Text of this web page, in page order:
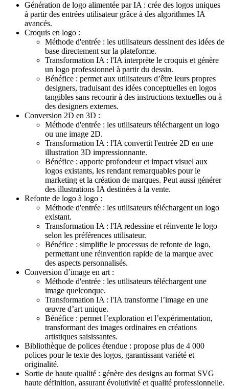
Génération de logo alimentée par IA : crée des logos uniques
à partir des entrées utilisateur grâce à des algorithmes IA
avancés.
Croquis en logo :
Méthode d'entrée : les utilisateurs dessinent des idées de
base directement sur la plateforme.
Transformation IA : l'IA interprète le croquis et génère
un logo professionnel à partir du dessin.
Bénéfice : permet aux utilisateurs d’être leurs propres
designers, traduisant des idées conceptuelles en logos
tangibles sans recourir à des instructions textuelles ou à
des designers externes.
Conversion 2D en 3D :
Méthode d'entrée : les utilisateurs téléchargent un logo
ou une image 2D.
Transformation IA : l'IA convertit l'entrée 2D en une
illustration 3D impressionnante.
Bénéfice : apporte profondeur et impact visuel aux
logos existants, les rendant remarquables pour le
marketing et la création de marques. Peut aussi générer
des illustrations IA destinées à la vente.
Refonte de logo à logo :
Méthode d'entrée : les utilisateurs téléchargent un logo
existant.
Transformation IA : l'IA redessine et réinvente le logo
selon les préférences utilisateur.
Bénéfice : simplifie le processus de refonte de logo,
permettant une réinvention rapide de la marque avec
des aspects personnalisés.
Conversion d’image en art :
Méthode d'entrée : les utilisateurs téléchargent une
image quelconque.
Transformation IA : l'IA transforme l’image en une
œuvre d’art unique.
Bénéfice : permet l’exploration et l’expérimentation,
transformant des images ordinaires en créations
artistiques saisissantes.
Bibliothèque de polices étendue : propose plus de 4 000
polices pour le texte des logos, garantissant variété et
originalité.
Sortie de haute qualité : génère des designs au format SVG
haute définition, assurant évolutivité et qualité professionnelle.